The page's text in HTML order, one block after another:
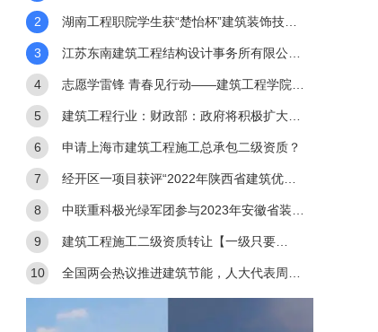
应用比赛一等奖
2 湖南工程职院学生获“楚怡杯”建筑装饰技术
应用比赛一等奖
3 江苏东南建筑工程结构设计事务所有限公司
荣获中国勘察设计协会
4 志愿学雷锋 青春见行动——建筑工程学院学
雷锋志愿服务系列活动
5 建筑工程行业：财政部：政府将积极扩大重
点领域的建设投资
6 申请上海市建筑工程施工总承包二级资质？
7 经开区一项目获评“2022年陕西省建筑优质
结构工程”
8 中联重科极光绿军团参与2023年安徽省装配
式建筑职业技能竞赛
9 建筑工程施工二级资质转让【一级只要
30W】
10 全国两会热议推进建筑节能，人大代表周云